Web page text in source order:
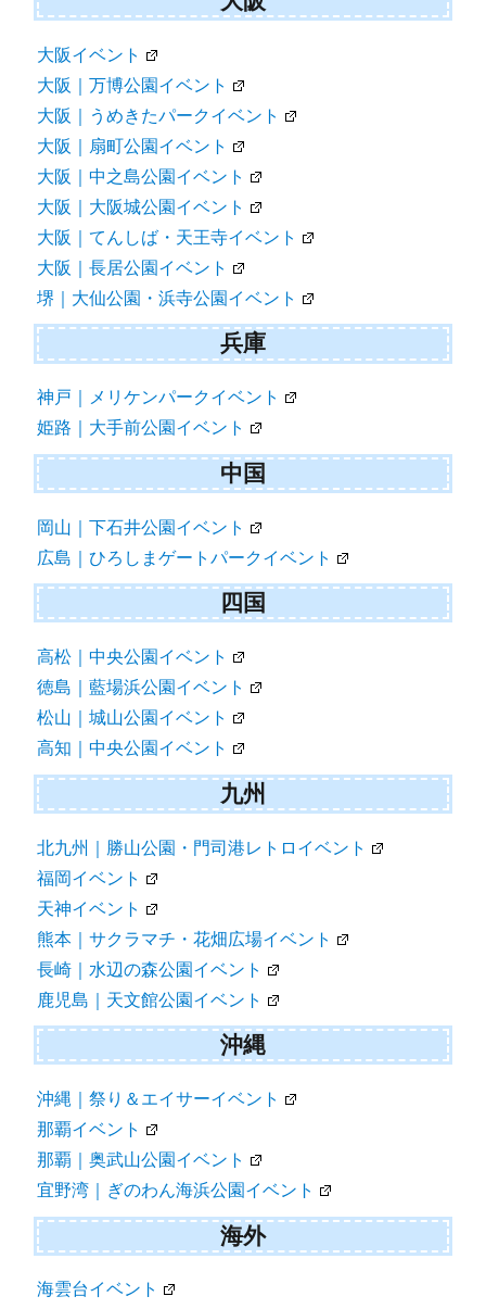
大阪イベント
大阪｜万博公園イベント
大阪｜うめきたパークイベント
大阪｜扇町公園イベント
大阪｜中之島公園イベント
大阪｜大阪城公園イベント
大阪｜てんしば・天王寺イベント
大阪｜長居公園イベント
堺｜大仙公園・浜寺公園イベント
兵庫
神戸｜メリケンパークイベント
姫路｜大手前公園イベント
中国
岡山｜下石井公園イベント
広島｜ひろしまゲートパークイベント
四国
高松｜中央公園イベント
徳島｜藍場浜公園イベント
松山｜城山公園イベント
高知｜中央公園イベント
九州
北九州｜勝山公園・門司港レトロイベント
福岡イベント
天神イベント
熊本｜サクラマチ・花畑広場イベント
長崎｜水辺の森公園イベント
鹿児島｜天文館公園イベント
沖縄
沖縄｜祭り＆エイサーイベント
那覇イベント
那覇｜奥武山公園イベント
宜野湾｜ぎのわん海浜公園イベント
海外
海雲台イベント